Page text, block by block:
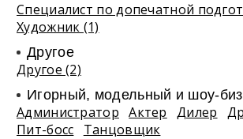
Специалист по допечатной
Художник (1)
Другое
Другое (2)
Игорный, модельный и шоу-
Администратор Актер Дилер
Пит-босс
Танцовщик